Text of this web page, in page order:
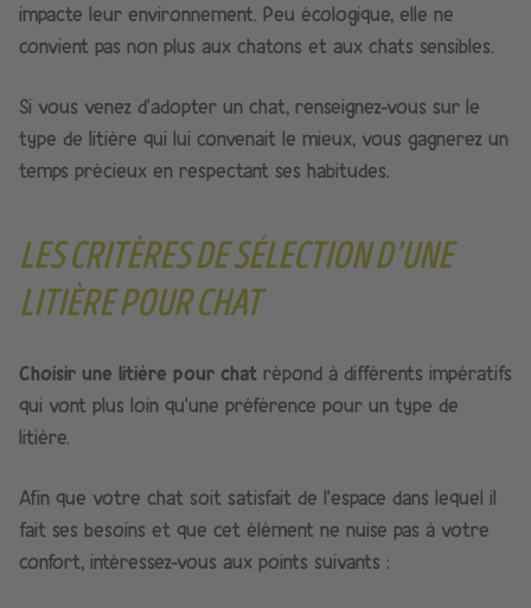
impacte leur environnement. Peu écologique, elle ne
convient pas non plus aux chatons et aux chats sensibles.
Si vous venez d’adopter un chat, renseignez-vous sur le
type de litière qui lui convenait le mieux, vous gagnerez un
temps précieux en respectant ses habitudes.
LES CRITÈRES DE SÉLECTION D’UNE
LITIÈRE POUR CHAT
Choisir une litière pour chat répond à différents impératifs
qui vont plus loin qu’une préférence pour un type de
litière.
Afin que votre chat soit satisfait de l’espace dans lequel il
fait ses besoins et que cet élément ne nuise pas à votre
confort, intéressez-vous aux points suivants :